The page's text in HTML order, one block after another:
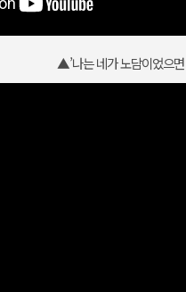
▲’나는 네가 노담이었으